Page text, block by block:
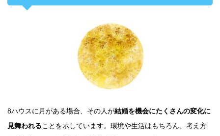
8ハウスに月がある場合、その人が結婚を機会にたくさんの変化に
見舞われることを示しています。環境や生活はもちろん、考え方